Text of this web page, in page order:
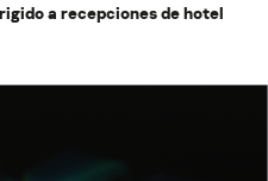
a recepciones de hotel